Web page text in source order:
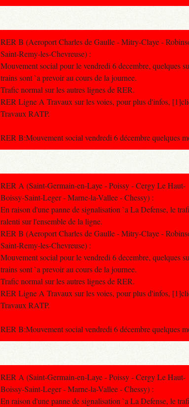
RER B (Aeroport Charles de Gaulle - Mitry-Claye -
Saint-Remy-les-Chevreuse) :
Mouvement social pour le vendredi 6 decembre, quelques
trains sont `a prevoir au cours de la journee.
Trafic normal sur les autres lignes de RER.
RER Ligne A Travaux sur les voies, pour plus d'infos,
Travaux RATP.
RER B:Mouvement social vendredi 6 décembre quelques
RER A (Saint-Germain-en-Laye - Poissy - Cergy Le Haut-
Boissy-Saint-Leger - Marne-la-Vallee - Chessy) :
En raison d'une panne de signalisation `a La Defense, le
ralenti sur l'ensemble de la ligne.
RER B (Aeroport Charles de Gaulle - Mitry-Claye -
Saint-Remy-les-Chevreuse) :
Mouvement social pour le vendredi 6 decembre, quelques
trains sont `a prevoir au cours de la journee.
Trafic normal sur les autres lignes de RER.
RER Ligne A Travaux sur les voies, pour plus d'infos,
Travaux RATP.
RER B:Mouvement social vendredi 6 décembre quelques
RER A (Saint-Germain-en-Laye - Poissy - Cergy Le Haut-
Boissy-Saint-Leger - Marne-la-Vallee - Chessy) :
En raison d'une panne de signalisation `a La Defense, le